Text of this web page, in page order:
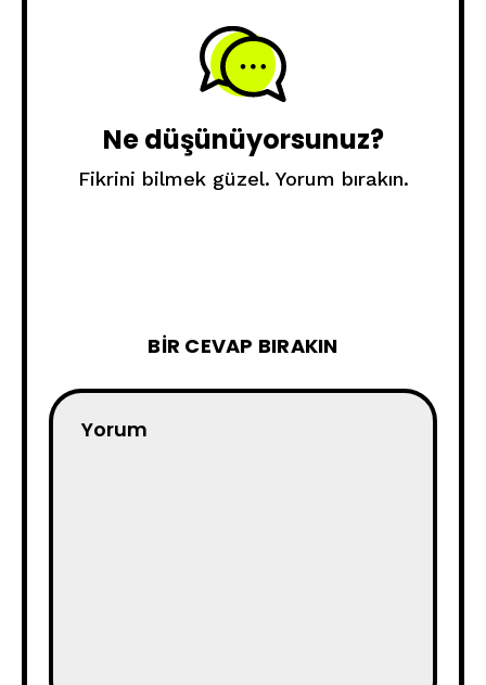
Ne düşünüyorsunuz?
Fikrini bilmek güzel. Yorum bırakın.
BIR CEVAP BIRAKIN